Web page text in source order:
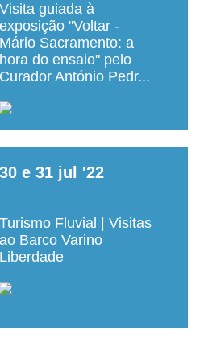
Visita guiada à
exposição "Voltar -
Mário Sacramento: a
hora do ensaio" pelo
Curador António Pedr...
30 e 31 jul '22
Turismo Fluvial | Visitas
ao Barco Varino
Liberdade